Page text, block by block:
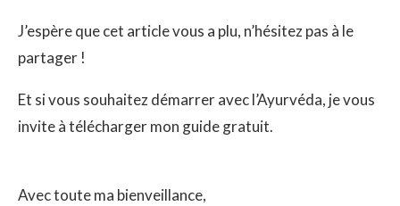
J’espère que cet article vous a plu, n’hésitez pas à le
partager !
Et si vous souhaitez démarrer avec l’Ayurvéda, je vous
invite à télécharger mon guide gratuit.
Avec toute ma bienveillance,